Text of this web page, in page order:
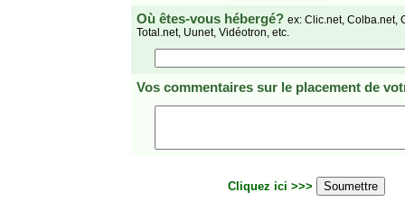
Où êtes-vous hébergé? ex: Clic.net, Colba.net,
Total.net, Uunet, Vidéotron, etc.
Vos commentaires sur le placement de
Cliquez ici >>>